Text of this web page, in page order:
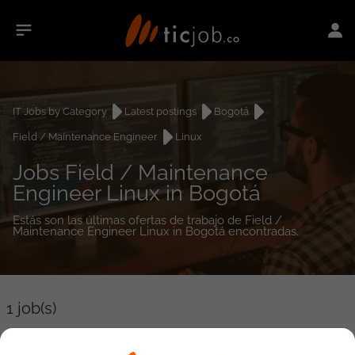
IT Jobs by Category Latest postings
Bogotá
Field / Maintenance Engineer
Linux
Jobs Field / Maintenance
Engineer Linux in Bogotá
Estás son las últimas ofertas de trabajo de Field /
Maintenance Engineer Linux in Bogotá encontradas.
1 job(s)